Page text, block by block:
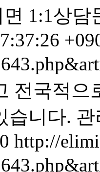
1:1상담
전국적으
습니다. 관
http://